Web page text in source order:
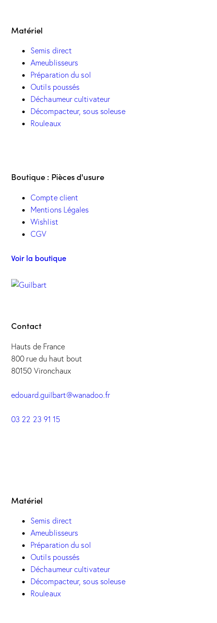
Matériel
Semis direct
Ameublisseurs
Préparation du sol
Outils poussés
Déchaumeur cultivateur
Décompacteur, sous soleuse
Rouleaux
Boutique : Pièces d'usure
Compte client
Mentions Légales
Wishlist
CGV
Voir la boutique
Contact
Hauts de France
800 rue du haut bout
80150 Vironchaux
edouard.guilbart@wanadoo.fr
03 22 23 91 15
Matériel
Semis direct
Ameublisseurs
Préparation du sol
Outils poussés
Déchaumeur cultivateur
Décompacteur, sous soleuse
Rouleaux